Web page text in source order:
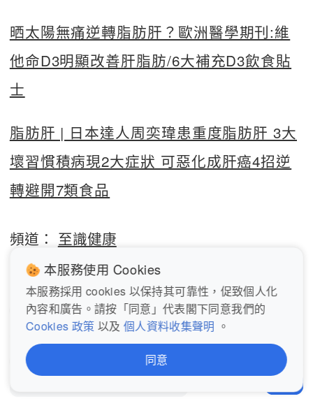
晒太陽無痛逆轉脂肪肝？歐洲醫學期刊:維
他命D3明顯改善肝脂肪/6大補充D3飲食貼
士
脂肪肝 | 日本達人周奕瑋患重度脂肪肝 3大
壞習慣積病現2大症狀 可惡化成肝癌4招逆
轉避開7類食品
頻道： 至識健康
專題 生活百科 健康醫美
# 護肝 # 肝臟健康 # 護肝貼士
# 鍾欣潼
# 英皇娛樂
# 阿嬌 # Twins
# 脂肪肝
# 肝癌
# 香港健康
本服務使用 Cookies
本服務採用 cookies 以保持其可靠性，促致個人化
內容和廣告。請按「同意」代表閣下同意我們的
Cookies 政策 以及 個人資料收集聲明 。
同意